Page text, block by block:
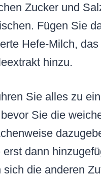
Zucker und
Fügen Sie
Hefe-Milch,
hinzu.
Sie alles zu
Sie die
erst dann
sich die anderen